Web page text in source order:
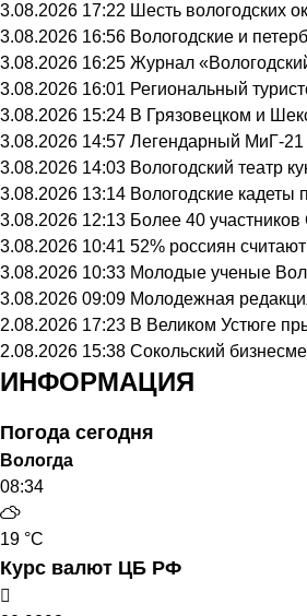
3.08.2026 17:22 Шесть вологодских
3.08.2026 16:56 Вологодские и
3.08.2026 16:25 Журнал
3.08.2026 16:01 Региональный
3.08.2026 15:24 В Грязовецком и
3.08.2026 14:57 Легендарный МиГ-
3.08.2026 14:03 Вологодский театр
3.08.2026 13:14 Вологодские
3.08.2026 12:13 Более 40
3.08.2026 10:41 52% россиян
3.08.2026 10:33 Молодые ученые
3.08.2026 09:09 Молодежная
2.08.2026 17:23 В Великом Устюге
2.08.2026 15:38 Сокольский
ИНФОРМАЦИЯ
Погода сегодня
Вологда
08:34
19 °C
Курс валют ЦБ РФ